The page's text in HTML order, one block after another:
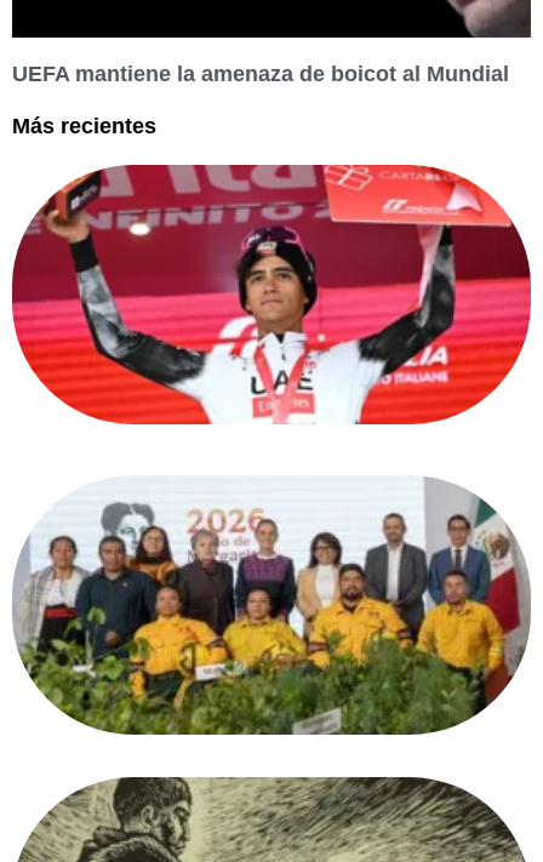
UEFA mantiene la amenaza de boicot al Mundial
Más recientes